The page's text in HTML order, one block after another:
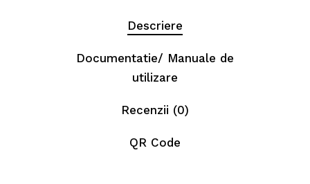
Descriere
Documentatie/ Manuale de
utilizare
Recenzii (0)
QR Code